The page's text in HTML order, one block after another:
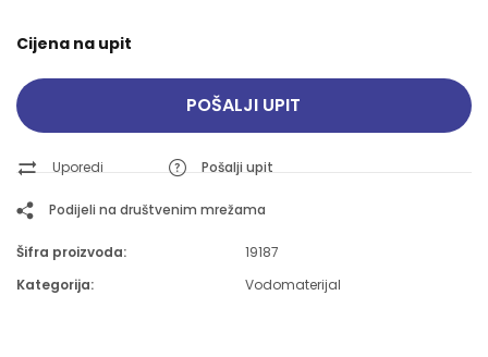
Cijena na upit
POŠALJI UPIT
Uporedi Pošalji upit
Podijeli na društvenim mrežama
Šifra proizvoda:
19187
Kategorija:
Vodomaterijal